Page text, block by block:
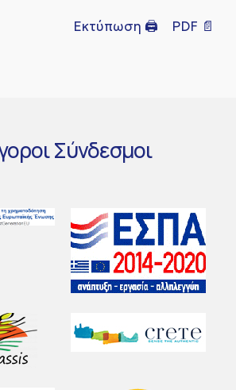
Εκτύπωση 🖨 PDF 📄
Σύνδεσμοι